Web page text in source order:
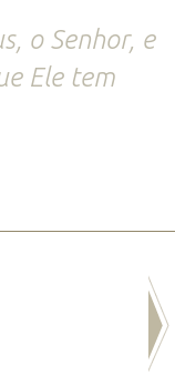
o Senhor, e
Ele tem